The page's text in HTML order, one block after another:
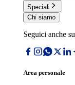
Speciali
Chi siamo
Seguici anche su
Area personale